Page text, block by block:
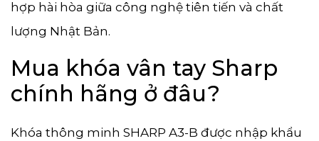
hợp hài hòa giữa công nghệ tiên tiến và chất
lượng Nhật Bản.
Mua khóa vân tay Sharp
chính hãng ở đâu?
Khóa thông minh SHARP A3-B được nhập khẩu